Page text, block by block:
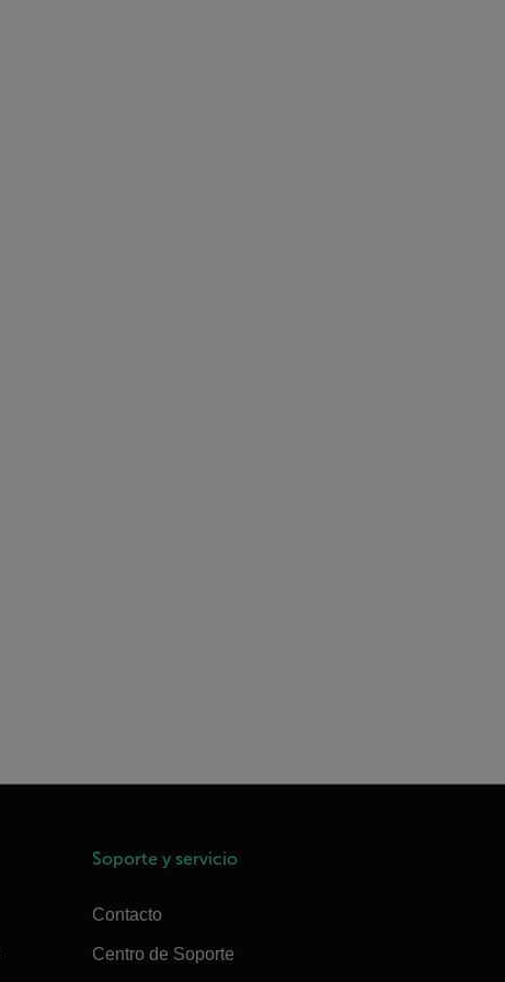
Soporte y servicio
Contacto
Centro de Soporte